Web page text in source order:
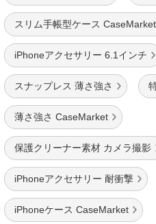
スリム手帳型ケース CaseMarket
iPhoneアクセサリー 6.1インチ
スナップレス 薄さ強さ
薄さ強さ CaseMarket
保護クリーナー素材 カメラ撮影
iPhoneアクセサリー 耐衝撃
iPhoneケース CaseMarket